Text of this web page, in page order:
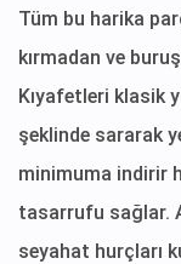
Tüm bu harika
kırmadan ve
Kıyafetleri klasik
şeklinde sararak
minimuma indirir
tasarrufu sağlar.
seyahat hurçları